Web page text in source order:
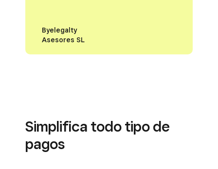
Byelegalty
Asesores SL
Simplifica todo tipo de
pagos